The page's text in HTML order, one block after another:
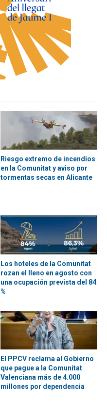
Riesgo extremo de incendios
en la Comunitat y aviso por
tormentas secas en Alicante
Los hoteles de la Comunitat
rozan el lleno en agosto con
una ocupación prevista del 84
%
El PPCV reclama al Gobierno
que pague a la Comunitat
Valenciana más de 4.000
millones por dependencia